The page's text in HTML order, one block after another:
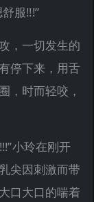
服!!!”
，一切发生的
停下来，用舌
，时而轻咬，
小玲在刚开
尖因刺激而带
口大口的喘着